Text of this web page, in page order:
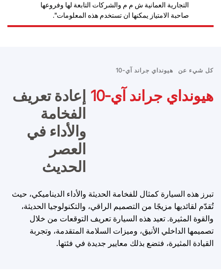
التجارية العمانية ش م م والشركات التابعة لها وفروعها
صاحبة الامتياز يمكنها ان تستخدم هذه المعلومات".
كل شيء عن هيونداي جراند آي-10
هيونداي جراند آي-10
إعادة تعريف
الفخامة
والأداء في
العصر
الحديث
تبرز هذه السيارة كمثال للفخامة الحديثة والأداء الديناميكي، حيث
تُقدّم لقائديها مزيجًا من التصميم الراقي، والتكنولوجيا الحديثة،
والقوة المثيرة. تعيد هذه السيارة تعريف التوقعات من خلال
تصميمها الداخلي الأنيق، وميزات السلامة المتقدمة، وتجربة
القيادة المثيرة، فتضع بذلك معايير جديدة في فئتها.